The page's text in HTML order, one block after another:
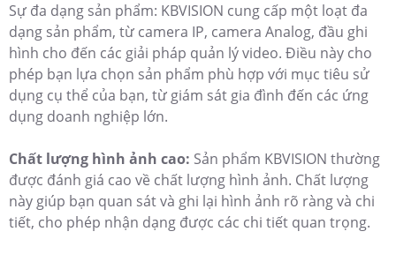
Sự đa dạng sản phẩm: KBVISION cung cấp một loạt đa
dạng sản phẩm, từ camera IP, camera Analog, đầu ghi
hình cho đến các giải pháp quản lý video. Điều này cho
phép bạn lựa chọn sản phẩm phù hợp với mục tiêu sử
dụng cụ thể của bạn, từ giám sát gia đình đến các ứng
dụng doanh nghiệp lớn.
Chất lượng hình ảnh cao: Sản phẩm KBVISION thường
được đánh giá cao về chất lượng hình ảnh. Chất lượng
này giúp bạn quan sát và ghi lại hình ảnh rõ ràng và chi
tiết, cho phép nhận dạng được các chi tiết quan trọng.